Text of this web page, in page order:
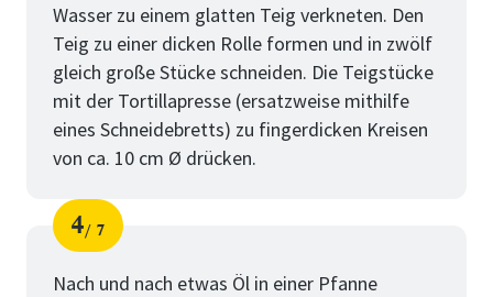
Wasser zu einem glatten Teig verkneten. Den
Teig zu einer dicken Rolle formen und in zwölf
gleich große Stücke schneiden. Die Teigstücke
mit der Tortillapresse (ersatzweise mithilfe
eines Schneidebretts) zu fingerdicken Kreisen
von ca. 10 cm Ø drücken.
Schritt
4
von
7
Nach und nach etwas Öl in einer Pfanne